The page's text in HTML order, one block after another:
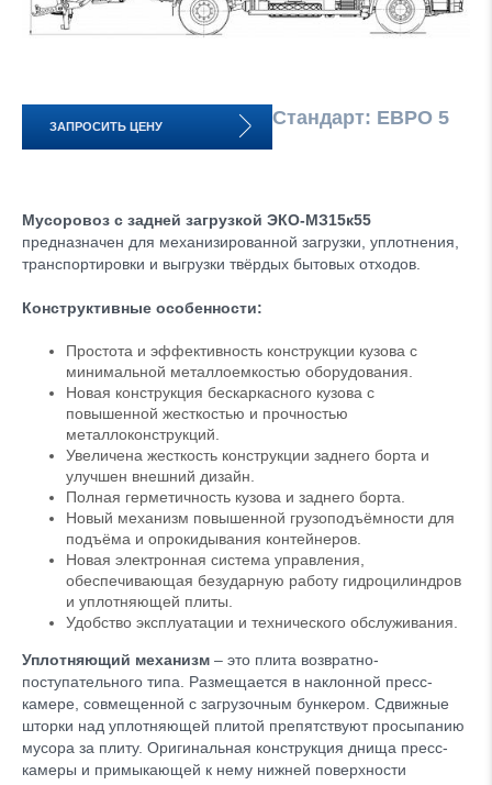
ЗАПРОСИТЬ ЦЕНУ Стандарт: ЕВРО 5
Мусоровоз с задней загрузкой ЭКО-МЗ15к55
предназначен для механизированной загрузки, уплотнения,
транспортировки и выгрузки твёрдых бытовых отходов.
Конструктивные особенности:
Простота и эффективность конструкции кузова с
минимальной металлоемкостью оборудования.
Новая конструкция бескаркасного кузова с
повышенной жесткостью и прочностью
металлоконструкций.
Увеличена жесткость конструкции заднего борта и
улучшен внешний дизайн.
Полная герметичность кузова и заднего борта.
Новый механизм повышенной грузоподъёмности для
подъёма и опрокидывания контейнеров.
Новая электронная система управления,
обеспечивающая безударную работу гидроцилиндров
и уплотняющей плиты.
Удобство эксплуатации и технического обслуживания.
Уплотняющий механизм – это плита возвратно-
поступательного типа. Размещается в наклонной пресс-
камере, совмещенной с загрузочным бункером. Сдвижные
шторки над уплотняющей плитой препятствуют просыпанию
мусора за плиту. Оригинальная конструкция днища пресс-
камеры и примыкающей к нему нижней поверхности